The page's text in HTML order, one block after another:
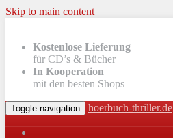
Skip to main content
Kostenlose Lieferung
für CD’s & Bücher
In Kooperation
mit den besten Shops
Toggle navigation hoerbuch-thriller.de